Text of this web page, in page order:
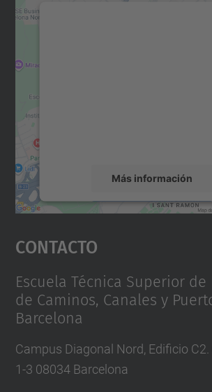
Más información
Aceptar
powered by
Contacto
Escuela Técnica Superior
de Caminos, Canales y
Barcelona
Campus Diagonal Nord, Edificio C2.
1-3 08034 Barcelona